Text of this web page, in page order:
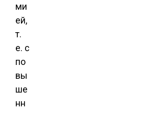
ми
ей,
т.
е. с
по
вы
ше
нн